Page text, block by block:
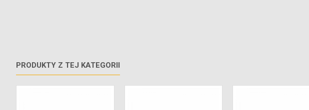
PRODUKTY Z TEJ KATEGORII